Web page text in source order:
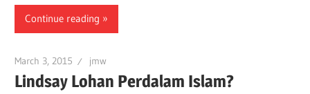
Continue reading
March 3, 2015 jmw
Lindsay Lohan Perdalam Islam?